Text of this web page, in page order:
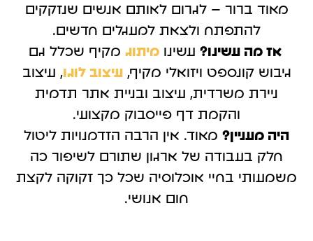
מאוד ברור – לגרום לאותם אנשים שנזקקים
להתפתח ולצאת למעגלים חדשים.
אז מה עשינו? עשינומיתוג מקיף שכלל גם
גיבוש קונספט ויזואלי מקיף,עיצוב לוגו, עיצוב
ניירת משרדית, עיצוב ובניית אתר תדמית
והקמת דף פייסבוק מקצועי.
היה מעניין? מאוד. אין הרבה הזדמנויות ליטול
חלק בעבודה של ארגון שתורם לשיפור כה
משמעותי בחיי אוכלוסיה שכל כך זקוקה לקצת
חום אנושי.